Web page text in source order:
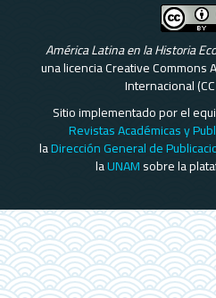
América Latina en la Historia
una licencia Creative Commons
Internacional
Sitio implementado por el
Revistas Académicas y
laDirección General de
laUNAMsobre la